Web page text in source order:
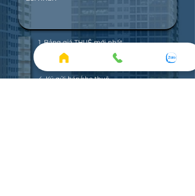
1. Bảng giá THUÊ mới nhất.
2. Bảng giá BÁN mới nhất.
3. Xem nhà thực tế.
4. Ký gửi bán/cho thuê.